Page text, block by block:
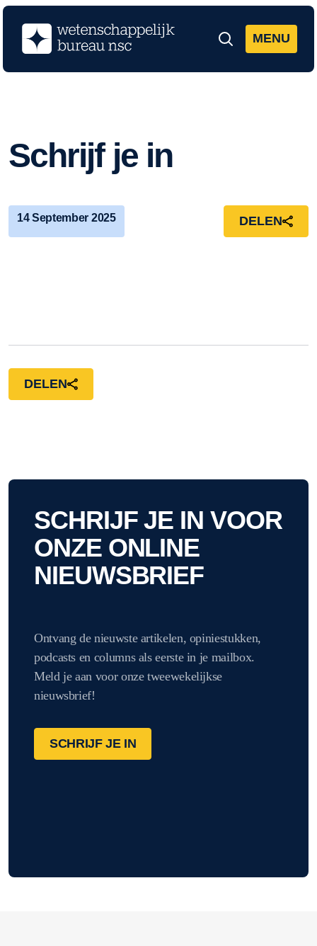
ZoekenMENU
Schrijf je in
14 September 2025 DELEN
DELEN
SCHRIJF JE IN VOOR
ONZE ONLINE
NIEUWSBRIEF
Ontvang de nieuwste artikelen, opiniestukken,
podcasts en columns als eerste in je mailbox.
Meld je aan voor onze tweewekelijkse
nieuwsbrief!
SCHRIJF JE IN